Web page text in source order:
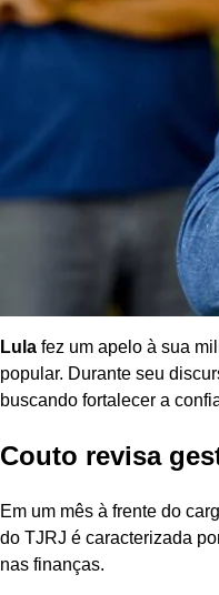
Lula fez um apelo à sua
popular. Durante seu
buscando fortalecer a
Couto revisa
Em um mês à frente do
do TJRJ é caracterizada
nas finanças.